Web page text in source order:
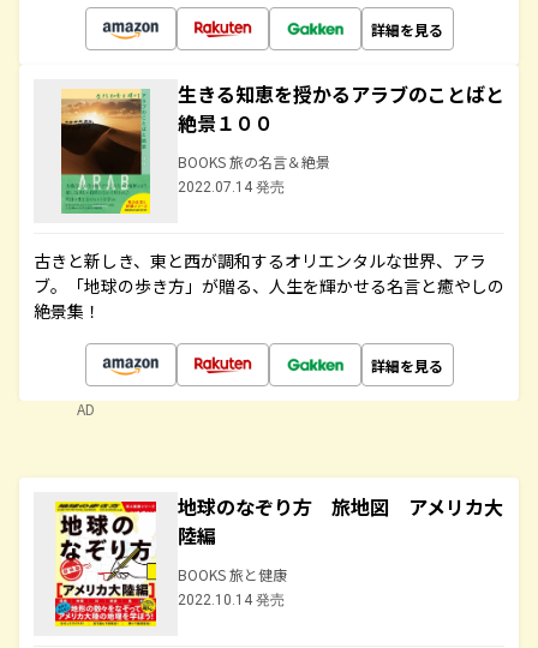
詳細を見る
生きる知恵を授かるアラブのことばと
絶景１００
BOOKS 旅の名言＆絶景
2022.07.14 発売
古きと新しき、東と西が調和するオリエンタルな世界、アラ
ブ。「地球の歩き方」が贈る、人生を輝かせる名言と癒やしの
絶景集！
詳細を見る
AD
地球のなぞり方 旅地図 アメリカ大
陸編
BOOKS 旅と健康
2022.10.14 発売